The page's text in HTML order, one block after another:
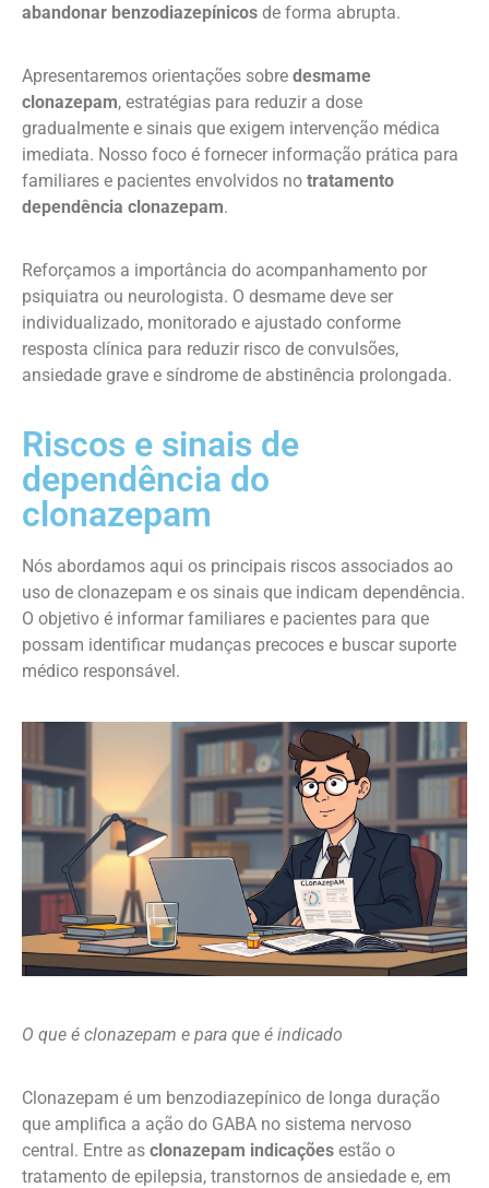
abandonar benzodiazepínicos de forma abrupta.
Apresentaremos orientações sobre desmame
clonazepam, estratégias para reduzir a dose
gradualmente e sinais que exigem intervenção médica
imediata. Nosso foco é fornecer informação prática para
familiares e pacientes envolvidos no tratamento
dependência clonazepam.
Reforçamos a importância do acompanhamento por
psiquiatra ou neurologista. O desmame deve ser
individualizado, monitorado e ajustado conforme
resposta clínica para reduzir risco de convulsões,
ansiedade grave e síndrome de abstinência prolongada.
Riscos e sinais de
dependência do
clonazepam
Nós abordamos aqui os principais riscos associados ao
uso de clonazepam e os sinais que indicam dependência.
O objetivo é informar familiares e pacientes para que
possam identificar mudanças precoces e buscar suporte
médico responsável.
O que é clonazepam e para que é indicado
Clonazepam é um benzodiazepínico de longa duração
que amplifica a ação do GABA no sistema nervoso
central. Entre as clonazepam indicações estão o
tratamento de epilepsia, transtornos de ansiedade e, em